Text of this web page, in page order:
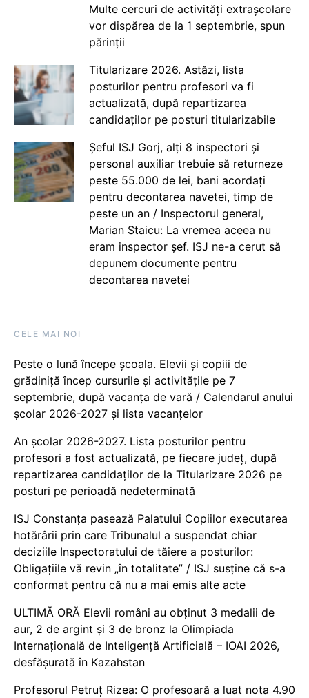
Multe cercuri de activități extrașcolare
vor dispărea de la 1 septembrie, spun
părinții
Titularizare 2026. Astăzi, lista
posturilor pentru profesori va fi
actualizată, după repartizarea
candidaților pe posturi titularizabile
Șeful ISJ Gorj, alți 8 inspectori și
personal auxiliar trebuie să returneze
peste 55.000 de lei, bani acordați
pentru decontarea navetei, timp de
peste un an / Inspectorul general,
Marian Staicu: La vremea aceea nu
eram inspector șef. ISJ ne-a cerut să
depunem documente pentru
decontarea navetei
CELE MAI NOI
Peste o lună începe școala. Elevii și copiii de
grădiniță încep cursurile și activitățile pe 7
septembrie, după vacanța de vară / Calendarul anului
școlar 2026-2027 și lista vacanțelor
An școlar 2026-2027. Lista posturilor pentru
profesori a fost actualizată, pe fiecare județ, după
repartizarea candidaților de la Titularizare 2026 pe
posturi pe perioadă nedeterminată
ISJ Constanța pasează Palatului Copiilor executarea
hotărârii prin care Tribunalul a suspendat chiar
deciziile Inspectoratului de tăiere a posturilor:
Obligațiile vă revin „în totalitate” / ISJ susține că s-a
conformat pentru că nu a mai emis alte acte
ULTIMĂ ORĂ Elevii români au obținut 3 medalii de
aur, 2 de argint și 3 de bronz la Olimpiada
Internațională de Inteligență Artificială – IOAI 2026,
desfășurată în Kazahstan
Profesorul Petruț Rizea: O profesoară a luat nota 4.90